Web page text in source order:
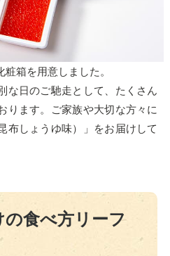
箱を用意しました。
な日のご馳走として、たくさん
ります。ご家族や大切な方々に
布しょうゆ味）」をお届けして
の食べ方リーフ